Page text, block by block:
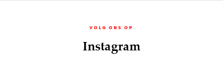
VOLG ONS OP
Instagram